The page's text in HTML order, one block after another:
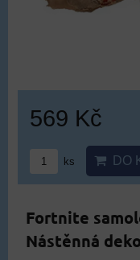
569 Kč
ks DO
Fortnite
Nástěnná